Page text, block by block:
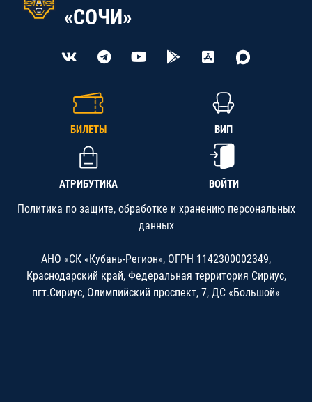
«СОЧИ»
БИЛЕТЫ ВИП
АТРИБУТИКА ВОЙТИ
Политика по защите, обработке и хранению персональных
данных
АНО «СК «Кубань-Регион», ОГРН 1142300002349,
Краснодарский край, Федеральная территория Сириус,
пгт.Сириус, Олимпийский проспект, 7, ДС «Большой»